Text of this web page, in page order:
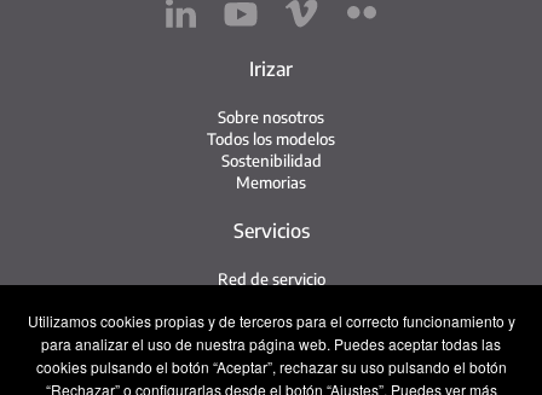
Utilizamos cookies propias y de terceros para el correcto funcionamiento y
para analizar el uso de nuestra página web. Puedes aceptar todas las
cookies pulsando el botón “Aceptar”, rechazar su uso pulsando el botón
“Rechazar” o configurarlas desde el botón “Ajustes”. Puedes ver más
Irizar
Sobre nosotros
Todos los modelos
Sostenibilidad
Memorias
Servicios
Red de servicio
iService
Usados